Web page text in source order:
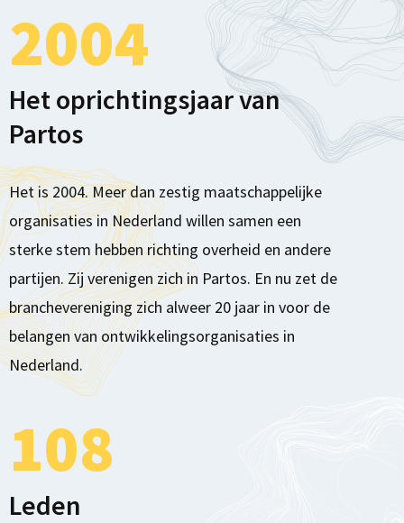
2004
Het oprichtingsjaar van
Partos
Het is 2004. Meer dan zestig maatschappelijke
organisaties in Nederland willen samen een
sterke stem hebben richting overheid en andere
partijen. Zij verenigen zich in Partos. En nu zet de
branchevereniging zich alweer 20 jaar in voor de
belangen van ontwikkelingsorganisaties in
Nederland.
108
Leden